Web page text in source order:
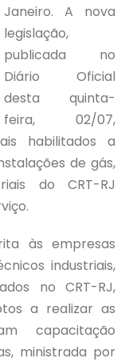
Janeiro. A nova
legislação,
publicada no
Diário Oficial
desta quinta-
feira, 02/07,
habilitados a
de gás,
do CRT-RJ
às empresas
industriais,
no CRT-RJ,
a realizar as
capacitação
ministrada por